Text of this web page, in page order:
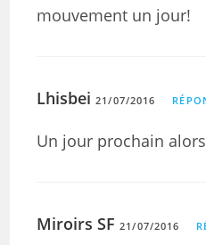
mouvement un jour!
Lhisbei 21/07/2016
Un jour prochain
Miroirs SF 21/07/2016